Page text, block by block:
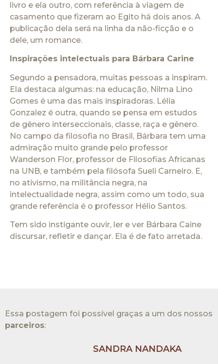
livro e ela outro, com referência à viagem de
casamento que fizeram ao Egito há dois anos. A
publicação dela será na linha da não-ficção e o
dele, um romance.
Inspirações intelectuais para Bárbara Carine
Segundo a pensadora, muitas pessoas a inspiram.
Ela destaca algumas: na educação, Nilma Lino
Gomes é uma das mais inspiradoras. Lélia
Gonzalez é outra, quando se pensa em estudos
de gênero interseccionais, classe, raça e gênero.
No campo da filosofia no Brasil, Bárbara tem uma
admiração muito grande pelo professor
Wanderson Flor, professor de Filosofias Africanas
na UNB, e também pela filósofa Sueli Carneiro. E,
no ativismo, na militância negra, na
intelectualidade negra, assim como um todo, sua
grande referência é o professor Hélio Santos.
Tem sido instigante ouvir, ler e ver Bárbara Caine
discursar, refletir e dançar. Ela é de fato arretada.
Essa postagem foi possível graças a um dos nossos
parceiros:​
SANDRA NANDAKA